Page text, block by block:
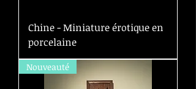
Chine - Miniature érotique en
porcelaine
Nouveauté